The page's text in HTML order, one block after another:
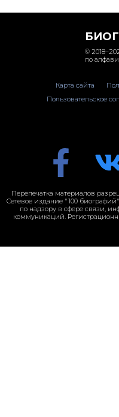
©
по
Карта сайта
Пользовательское
Перепечатка материалов
Сетевое издание "100
по надзору в сфере связи,
коммуникаций.